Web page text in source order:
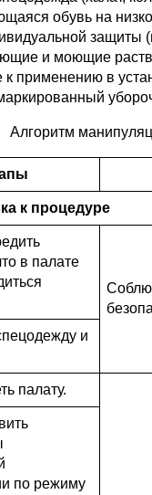
обувь на
защиты
и моющие
применению в
Алгоритм
к процедуре
в палате
и
палату.
по режиму